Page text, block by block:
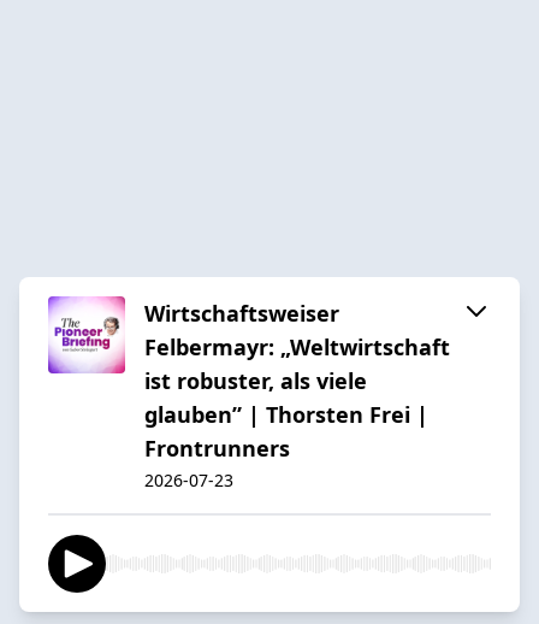
Wirtschaftsweiser
Felbermayr: „Weltwirtschaft
ist robuster, als viele
glauben” | Thorsten Frei |
Frontrunners
2026-07-23